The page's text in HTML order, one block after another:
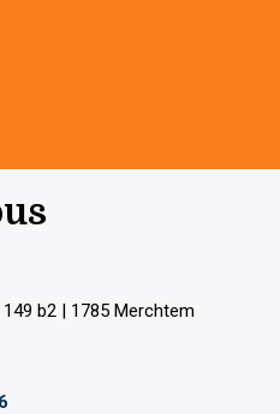
b2 | 1785 Merchtem